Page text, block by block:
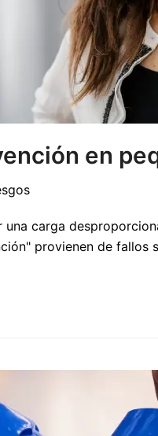
en
una carga
provienen de